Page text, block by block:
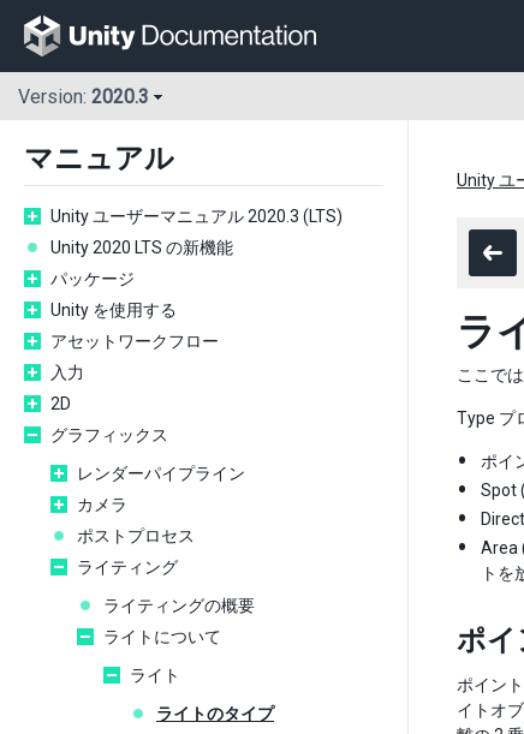
Version: 2020.3
マニュアル
Unity ユーザーマニュアル 2020.3 (LTS)
Unity 2020 LTS の新機能
パッケージ
Unity を使用する
アセットワークフロー
入力
2D
グラフィックス
レンダーパイプライン
カメラ
ポストプロセス
ライティング
ライティングの概要
ライトについて
ライト
ライトのタイプ
Unity ユ
ラ
ここでは
Type プ
ポイ
Spot
Area
トを
ポイ
ポイン
イトオ